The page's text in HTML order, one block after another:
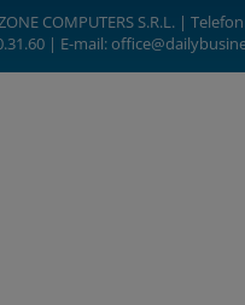
COMPUTERS S.R.L. |
| E-mail: